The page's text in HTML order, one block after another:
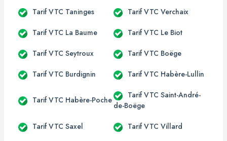
Tarif VTC Taninges Tarif VTC Verchaix
Tarif VTC La Baume Tarif VTC Le Biot
Tarif VTC Seytroux Tarif VTC Boëge
Tarif VTC Burdignin Tarif VTC Habère-Lullin
Tarif VTC Habère-Poche
Tarif VTC Saint-André-
de-Boëge
Tarif VTC Saxel Tarif VTC Villard